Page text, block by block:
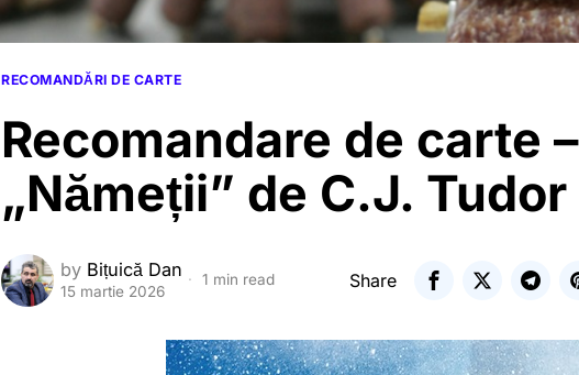
RECOMANDĂRI DE CARTE
Recomandare de carte –
„Nămeții” de C.J. Tudor
by Bițuică Dan
15 martie 2026
1 min read Share